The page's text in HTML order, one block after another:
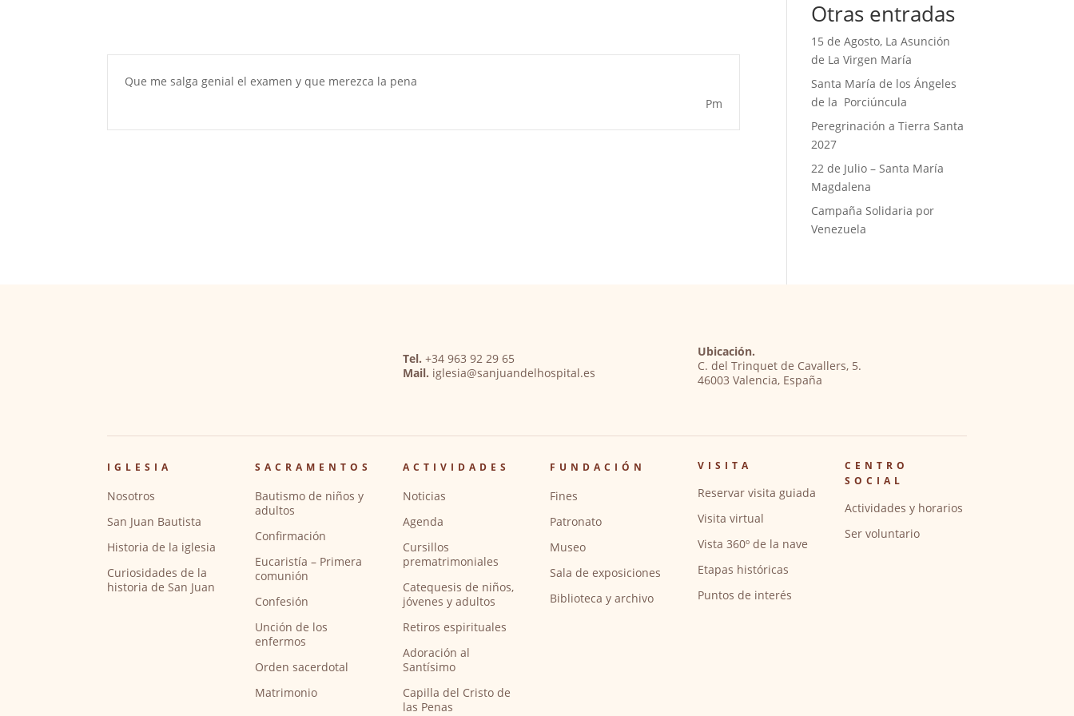
Que me salga genial el examen y que merezca la pena
Pm
Otras entradas
15 de Agosto, La Asunción
de La Virgen María
Santa María de los Ángeles
de la Porciúncula
Peregrinación a Tierra Santa
2027
22 de Julio – Santa María
Magdalena
Campaña Solidaria por
Venezuela
Tel. +34 963 92 29 65
Mail. iglesia@sanjuandelhospital.es
Ubicación.
C. del Trinquet de Cavallers, 5.
46003 Valencia, España
IGLESIA
Nosotros
San Juan Bautista
Historia de la iglesia
Curiosidades de la
historia de San Juan
SACRAMENTOS
Bautismo de niños y
adultos
Confirmación
Eucaristía – Primera
comunión
Confesión
Unción de los
enfermos
Orden sacerdotal
Matrimonio
ACTIVIDADES
Noticias
Agenda
Cursillos
prematrimoniales
Catequesis de niños,
jóvenes y adultos
Retiros espirituales
Adoración al
Santísimo
Capilla del Cristo de
las Penas
FUNDACIÓN
Fines
Patronato
Museo
Sala de exposiciones
Biblioteca y archivo
VISITA
Reservar visita guiada
Visita virtual
Vista 360º de la nave
Etapas históricas
Puntos de interés
CENTRO
SOCIAL
Actividades y horarios
Ser voluntario